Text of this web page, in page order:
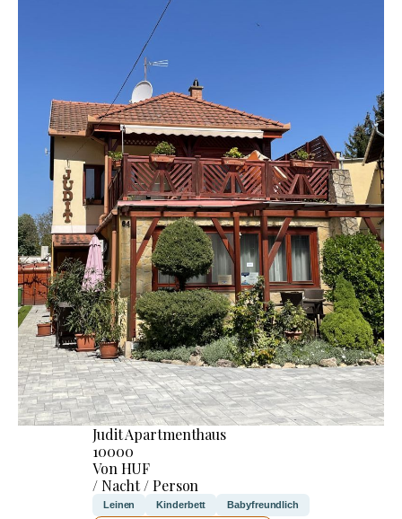
Judit Apartmenthaus
10000
Von HUF
/ Nacht / Person
Leinen Kinderbett Babyfreundlich